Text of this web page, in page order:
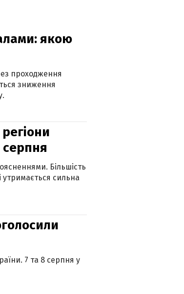
якою
проходження
зниження
серпня
Більшість
утримається сильна
7 та 8 серпня у